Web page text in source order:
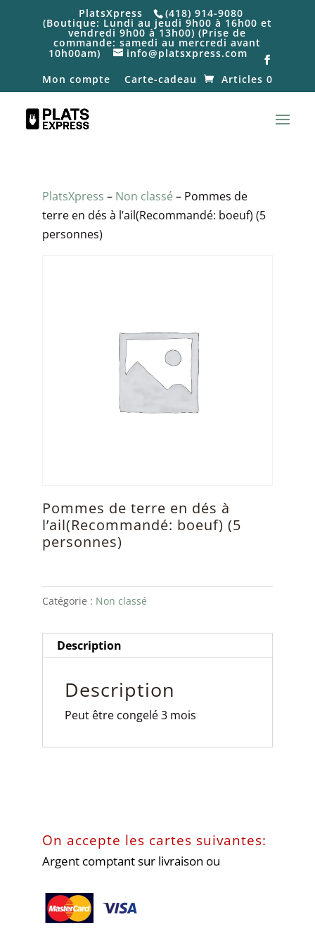
PlatsXpress (418) 914-9080
(Boutique: Lundi au jeudi 9h00 à 16h00 et
vendredi 9h00 à 13h00) (Prise de
commande: samedi au mercredi avant
10h00am)
info@platsxpress.com
Mon compte
Carte-cadeau Articles 0
PlatsXpress – Non classé – Pommes de
terre en dés à l’ail(Recommandé: boeuf) (5
personnes)
Pommes de terre en dés à
l’ail(Recommandé: boeuf) (5
personnes)
Catégorie : Non classé
Description
Description
Peut être congelé 3 mois
On accepte les cartes suivantes:
Argent comptant sur livraison ou